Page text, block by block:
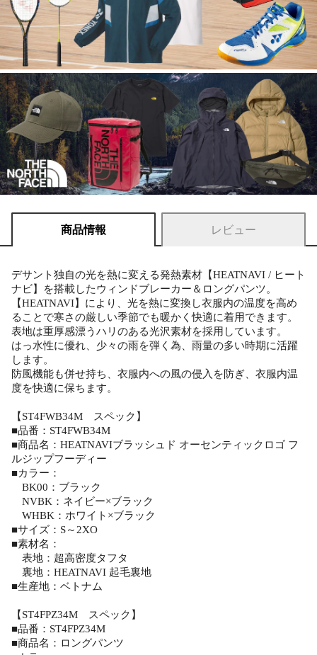
商品情報 レビュー
デサント独自の光を熱に変える発熱素材【HEATNAVI / ヒート
ナビ】を搭載したウィンドブレーカー＆ロングパンツ。
【HEATNAVI】により、光を熱に変換し衣服内の温度を高め
ることで寒さの厳しい季節でも暖かく快適に着用できます。
表地は重厚感漂うハリのある光沢素材を採用しています。
はっ水性に優れ、少々の雨を弾く為、雨量の多い時期に活躍
します。
防風機能も併せ持ち、衣服内への風の侵入を防ぎ、衣服内温
度を快適に保ちます。
【ST4FWB34M スペック】
■品番：ST4FWB34M
■商品名：HEATNAVIブラッシュド オーセンティックロゴ フ
ルジップフーディー
■カラー：
BK00：ブラック
NVBK：ネイビー×ブラック
WHBK：ホワイト×ブラック
■サイズ：S～2XO
■素材名：
表地：超高密度タフタ
裏地：HEATNAVI 起毛裏地
■生産地：ベトナム
【ST4FPZ34M スペック】
■品番：ST4FPZ34M
■商品名：ロングパンツ